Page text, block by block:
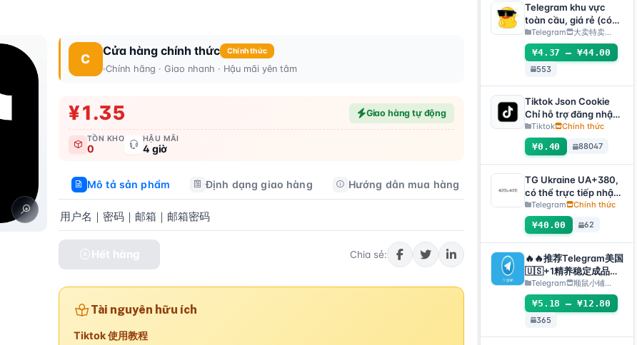
C
Cửa hàng chính thức Chính thức
Chính hãng · Giao nhanh · Hậu mãi yên tâm
¥1.35 Giao hàng tự động
TỒN KHO
0
HẬU MÃI
4 giờ
Mô tả sản phẩm Định dạng giao hàng Hướng dẫn mua hàng Hướng dẫn sau bán hàng
用户名｜密码｜邮箱｜邮箱密码
Hết hàng Chia sẻ:
Tài nguyên hữu ích
Tiktok 使用教程
Telegram khu vực
toàn cầu, giá rẻ (có
thể trực tiếp nhận mã
đăng
nhập/TDATA/JSON
.SESSION)
Telegram 大卖特卖…
¥4.37 – ¥44.00
553
Tiktok Json Cookie
Chỉ hỗ trợ đăng nhập
bằng Cookie, sản
phẩm này không có
dịch vụ hậu mãi, bao
gồm cả các vấn đề
tồn tại trước khi mua.
Tiktok Chính thức
¥0.40 88047
TG Ukraine UA+380,
có thể trực tiếp nhận
mã xác minh để đăng
nhập, hỗ trợ mọi thiết
bị (nhận mã xác minh
+ tdata/session file)
🔥
Telegram Chính thức
¥40.00 62
🔥🔥推荐Telegram美国
🇺🇸+1精养稳定成品号
（包登录成功使用）api
接码手机电脑都可登录 ❗️
使用教程请看详情
Telegram 顺鼠小铺…
¥5.18 – ¥12.80
365